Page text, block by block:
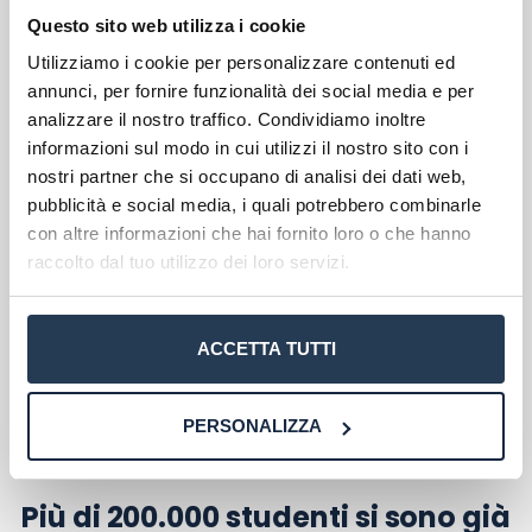
Questo sito web utilizza i cookie
Utilizziamo i cookie per personalizzare contenuti ed
annunci, per fornire funzionalità dei social media e per
analizzare il nostro traffico. Condividiamo inoltre
informazioni sul modo in cui utilizzi il nostro sito con i
nostri partner che si occupano di analisi dei dati web,
pubblicità e social media, i quali potrebbero combinarle
con altre informazioni che hai fornito loro o che hanno
raccolto dal tuo utilizzo dei loro servizi.
ACCETTA TUTTI
PERSONALIZZA
La tua email sarà utilizzata per comunicarti se qualcuno risponde al tuo
commento e non sarà pubblicata. Dichiari di avere preso visione e di
accettare quanto previsto dalla
informativa privacy
commento dai il consenso affinché un cookie salvi i tuoi dati (nome, email)
per il prossimo commento.
Ho letto e acconsento l'informativasulla privacy
Acconsento all'uso dei miei dati da parte di terzi
per finalità di marketing diretto con modalità
automatizzate o tradizionali
conferma e pubblica
Perché rivolgersi ad AteneiOnline:
Scegli il meglio PER TE
corso di laurea per le tue esigenze,
approfondita di TUTTI gli atenei
telematici
Più di 200.000 studenti si sono già